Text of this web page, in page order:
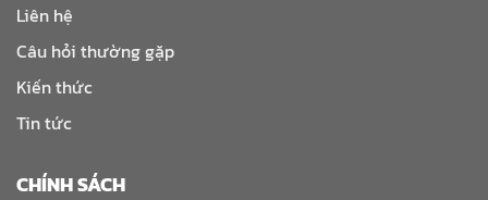
Liên hệ
Câu hỏi thường gặp
Kiến thức
Tin tức
CHÍNH SÁCH